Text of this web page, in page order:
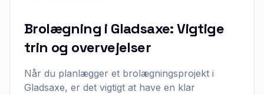
Brolægning i Gladsaxe: Vigtige
trin og overvejelser
Når du planlægger et brolægningsprojekt i
Gladsaxe, er det vigtigt at have en klar